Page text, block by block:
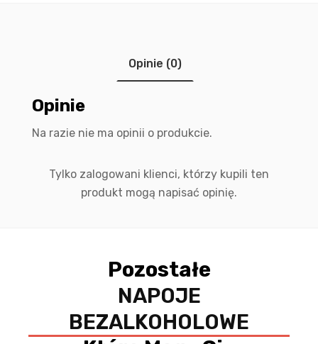
Opinie (0)
Opinie
Na razie nie ma opinii o produkcie.
Tylko zalogowani klienci, którzy kupili ten
produkt mogą napisać opinię.
Pozostałe
NAPOJE
BEZALKOHOLOWE